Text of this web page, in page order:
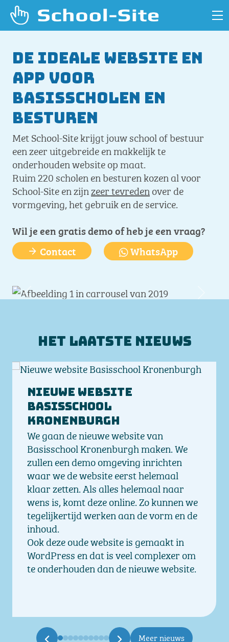
De ideale website en
app voor
basisscholen en
besturen
Met School-Site krijgt jouw school of bestuur
een zeer uitgebreide en makkelijk te
onderhouden website op maat.
Ruim 220 scholen en besturen kozen al voor
School-Site en zijnzeer tevredenover de
vormgeving, het gebruik en de service.
Wil je een gratis demo of heb je een vraag?
Contact
WhatsApp
Vorige
Het laatste nieuws
Nieuwe website
Basisschool
Kronenburgh
We gaan de nieuwe website van
Basisschool Kronenburgh maken. We
zullen een demo omgeving inrichten
waar we de website eerst helemaal
klaar zetten. Als alles helemaal naar
wens is, komt deze online. Zo kunnen we
tegelijkertijd werken aan de vorm en de
inhoud.
Ook deze oude website is gemaakt in
WordPress en dat is veel complexer om
te onderhouden dan de nieuwe website.
Meer nieuws